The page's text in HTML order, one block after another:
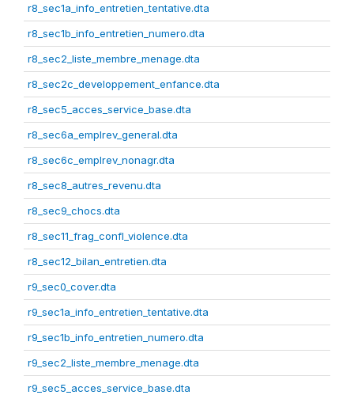
r8_sec1a_info_entretien_tentative.dta
r8_sec1b_info_entretien_numero.dta
r8_sec2_liste_membre_menage.dta
r8_sec2c_developpement_enfance.dta
r8_sec5_acces_service_base.dta
r8_sec6a_emplrev_general.dta
r8_sec6c_emplrev_nonagr.dta
r8_sec8_autres_revenu.dta
r8_sec9_chocs.dta
r8_sec11_frag_confl_violence.dta
r8_sec12_bilan_entretien.dta
r9_sec0_cover.dta
r9_sec1a_info_entretien_tentative.dta
r9_sec1b_info_entretien_numero.dta
r9_sec2_liste_membre_menage.dta
r9_sec5_acces_service_base.dta